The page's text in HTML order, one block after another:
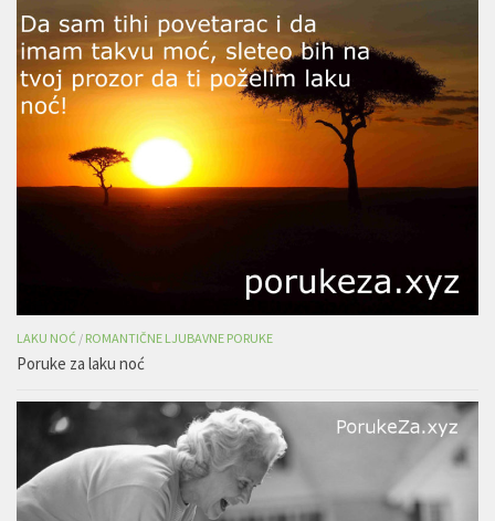
LAKU NOĆ / ROMANTIČNE LJUBAVNE PORUKE
Poruke za laku noć